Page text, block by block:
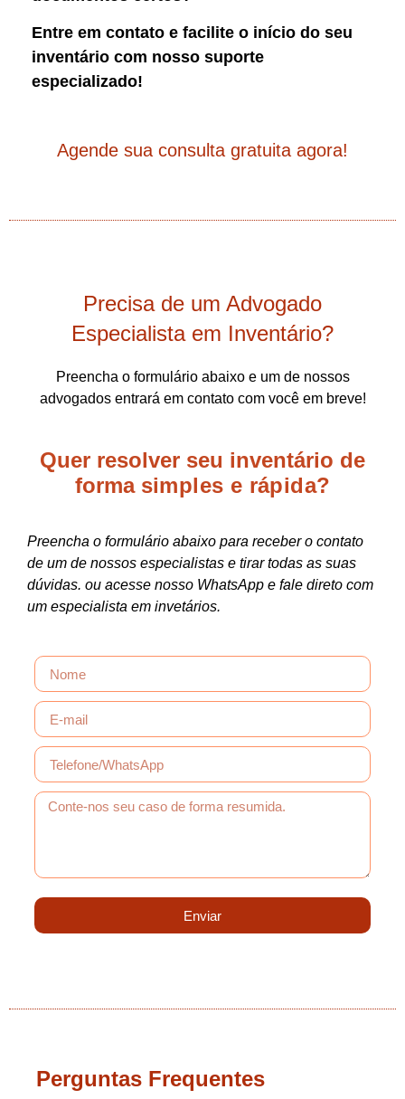
Entre em contato e facilite o início do seu
inventário com nosso suporte
especializado!
Agende sua consulta gratuita agora!
Precisa de um Advogado
Especialista em Inventário?
Preencha o formulário abaixo e um de nossos
advogados entrará em contato com você em breve!
Quer resolver seu inventário de
forma simples e rápida?
Preencha o formulário abaixo para receber o contato
de um de nossos especialistas e tirar todas as suas
dúvidas. ou acesse nosso WhatsApp e fale direto com
um especialista em invetários.
Enviar
Perguntas Frequentes